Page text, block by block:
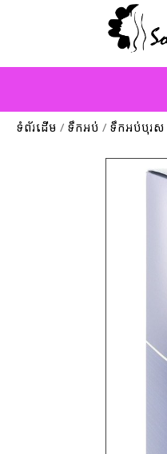
ទំព័រដើម / ទឹកអប់ / ទឹកអប់បុរស